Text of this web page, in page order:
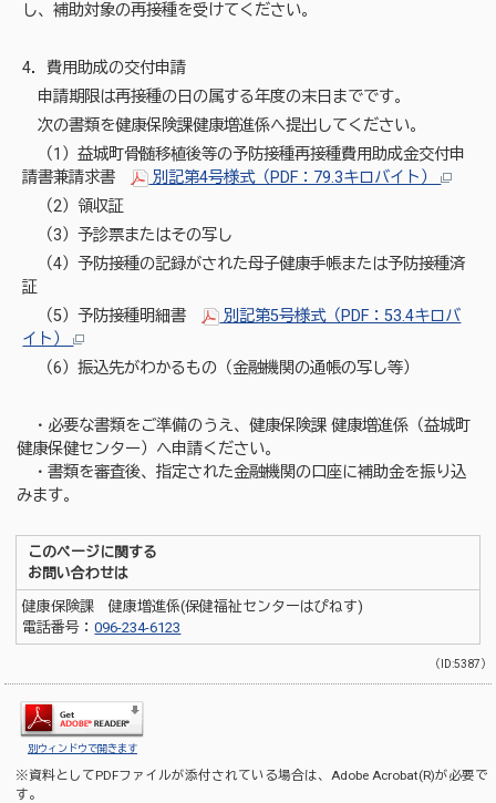
し、補助対象の再接種を受けてください。
4．費用助成の交付申請
申請期限は再接種の日の属する年度の末日までです。
次の書類を健康保険課健康増進係へ提出してください。
（1）益城町骨髄移植後等の予防接種再接種費用助成金交付申
請書兼請求書
別記第4号様式（PDF：79.3キロバイト）
（2）領収証
（3）予診票またはその写し
（4）予防接種の記録がされた母子健康手帳または予防接種済
証
（5）予防接種明細書
別記第5号様式（PDF：53.4キロバ
イト）
（6）振込先がわかるもの（金融機関の通帳の写し等）
・必要な書類をご準備のうえ、健康保険課 健康増進係（益城町
健康保健センター）へ申請ください。
・書類を審査後、指定された金融機関の口座に補助金を振り込
みます。
このページに関する
お問い合わせは
健康保険課 健康増進係(保健福祉センターはぴねす)
電話番号：096-234-6123
（ID:5387）
別ウィンドウで開きます
※資料としてPDFファイルが添付されている場合は、Adobe Acrobat(R)が必要で
す。